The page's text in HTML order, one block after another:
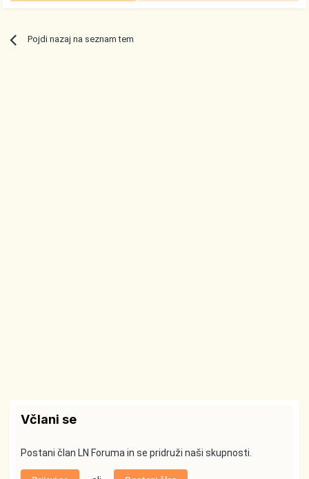
Pojdi nazaj na seznam tem
Včlani se
Postani član LN Foruma in se pridruži naši skupnosti.